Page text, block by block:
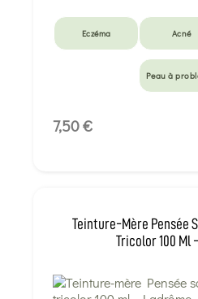
Eczéma Acné
Peau à
7,50 €
Teinture-Mère Pensée
Tricolor 100 Ml